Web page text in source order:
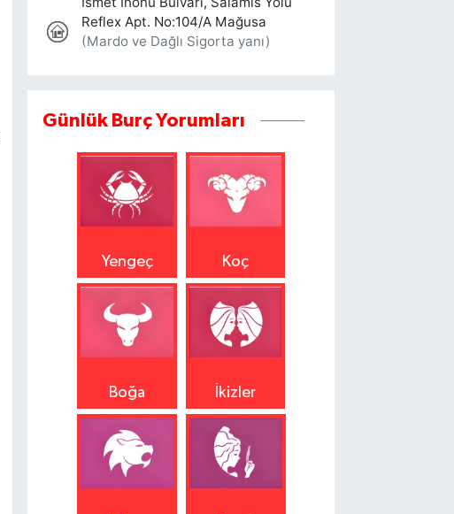
Günlük Burç Yorumları
Yengeç Koç
Boğa İkizler